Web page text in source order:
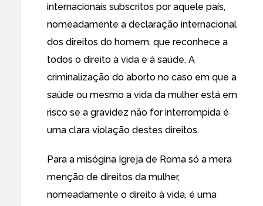
internacionais subscritos por aquele país,
nomeadamente a declaração internacional
dos direitos do homem, que reconhece a
todos o direito à vida e à saúde. A
criminalização do aborto no caso em que a
saúde ou mesmo a vida da mulher está em
risco se a gravidez não for interrompida é
uma clara violação destes direitos.
Para a misógina Igreja de Roma só a mera
menção de direitos da mulher,
nomeadamente o direito à vida, é uma